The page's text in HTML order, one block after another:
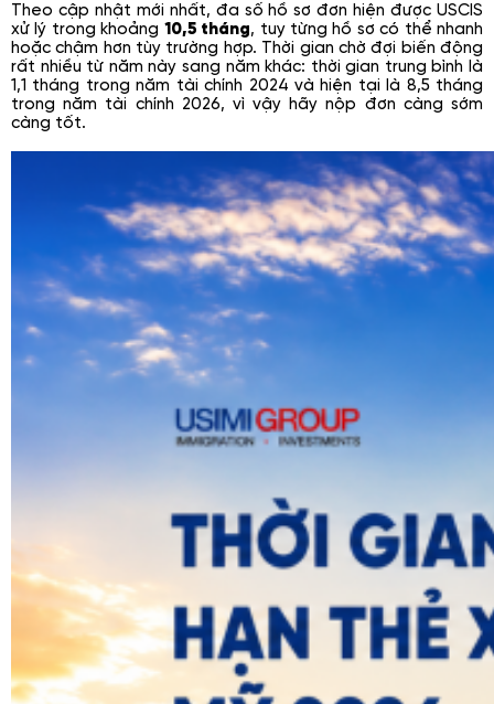
Theo cập nhật mới nhất, đa số hồ sơ đơn hiện được USCIS
xử lý trong khoảng 10,5 tháng, tuy từng hồ sơ có thể nhanh
hoặc chậm hơn tùy trường hợp. Thời gian chờ đợi biến động
rất nhiều từ năm này sang năm khác: thời gian trung bình là
1,1 tháng trong năm tài chính 2024 và hiện tại là 8,5 tháng
trong năm tài chính 2026, vì vậy hãy nộp đơn càng sớm
càng tốt.